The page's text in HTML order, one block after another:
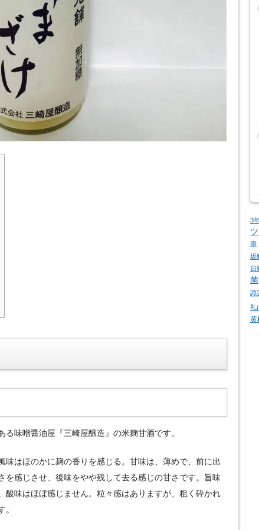
味噌醤油屋『三崎屋醸造』の米麹甘酒です。
味はほのかに麹の香りを感じる。甘味は、薄めで、前に出
を感じさせ、後味をやや残して去る感じの甘さです。旨味
酸味はほぼ感じません。粒々感はありますが、粗く砕かれ
3
ツ
康
坂
日
菌
諏
礼
黄